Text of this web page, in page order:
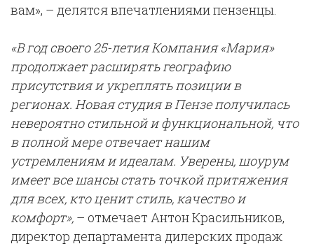
вам», – делятся впечатлениями пензенцы.
«В год своего 25-летия Компания «Мария»
продолжает расширять географию
присутствия и укреплять позиции в
регионах. Новая студия в Пензе получилась
невероятно стильной и функциональной, что
в полной мере отвечает нашим
устремлениям и идеалам. Уверены, шоурум
имеет все шансы стать точкой притяжения
для всех, кто ценит стиль, качество и
комфорт», – отмечает Антон Красильников,
директор департамента дилерских продаж